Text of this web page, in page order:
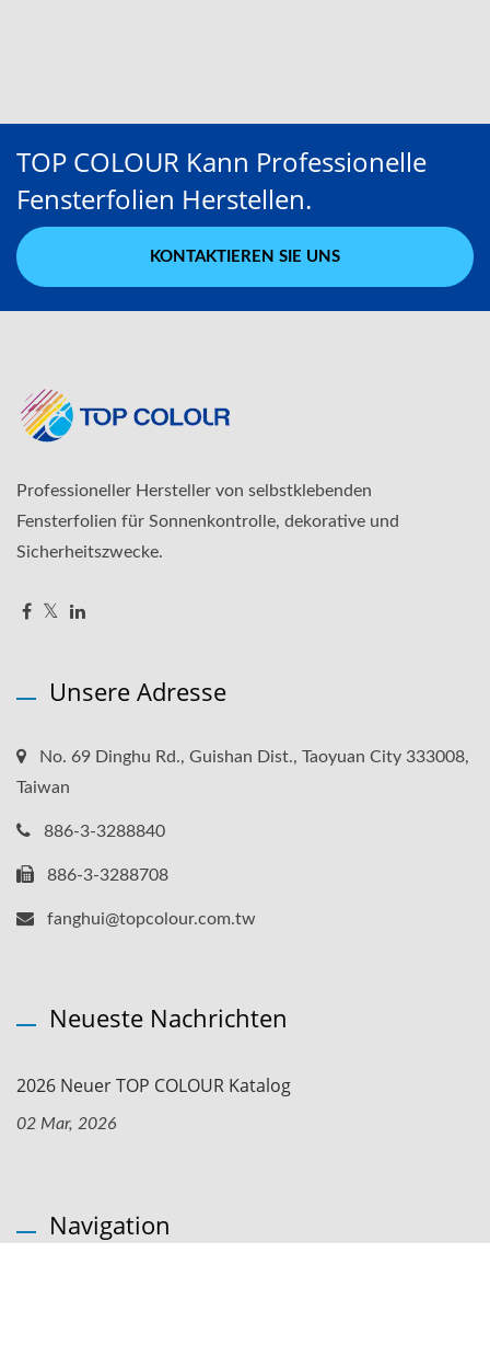
TOP COLOUR Kann Professionelle
Fensterfolien Herstellen.
KONTAKTIEREN SIE UNS
Professioneller Hersteller von selbstklebenden
Fensterfolien für Sonnenkontrolle, dekorative und
Sicherheitszwecke.
Unsere Adresse
No. 69 Dinghu Rd., Guishan Dist., Taoyuan City 333008,
Taiwan
886-3-3288840
886-3-3288708
fanghui@topcolour.com.tw
Neueste Nachrichten
2026 Neuer TOP COLOUR Katalog
02 Mar, 2026
Navigation